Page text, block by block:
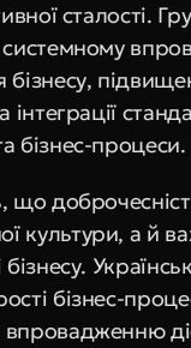
сталості.
системному
бізнесу,
інтеграції
бізнес-процеси.
що
культури, а й
бізнес-